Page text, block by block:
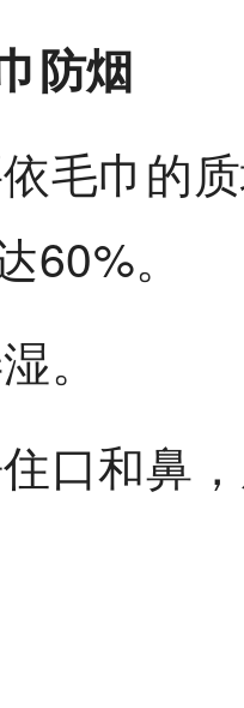
防烟
毛巾的
60%。
。
口和鼻